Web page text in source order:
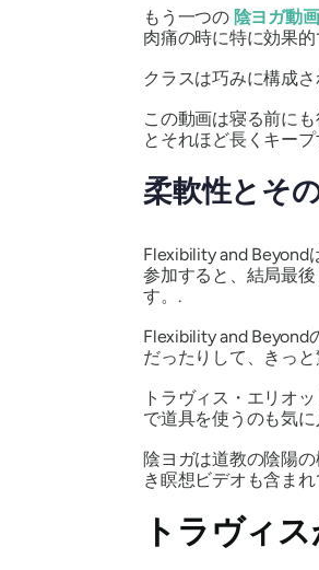
もう一つの 陰ヨガ動
肉痛の時に特に効果的
クラスは巧みに構成
この動画は寝る前に
とそれほど長くキー
柔軟性とそ
Flexibility and Beyond
参加すると、結局最
す。.
Flexibility and Beyond
だったりして、きっ
トラヴィス・エリオ
で道具を使うのも気
陰ヨガは道教の陰陽
き瞑想ビデオも含ま
トラヴィ